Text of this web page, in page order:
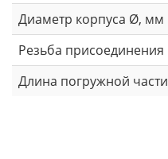
Диаметр корпуса Ø, мм
Резьба присоединения
Длина погружной части